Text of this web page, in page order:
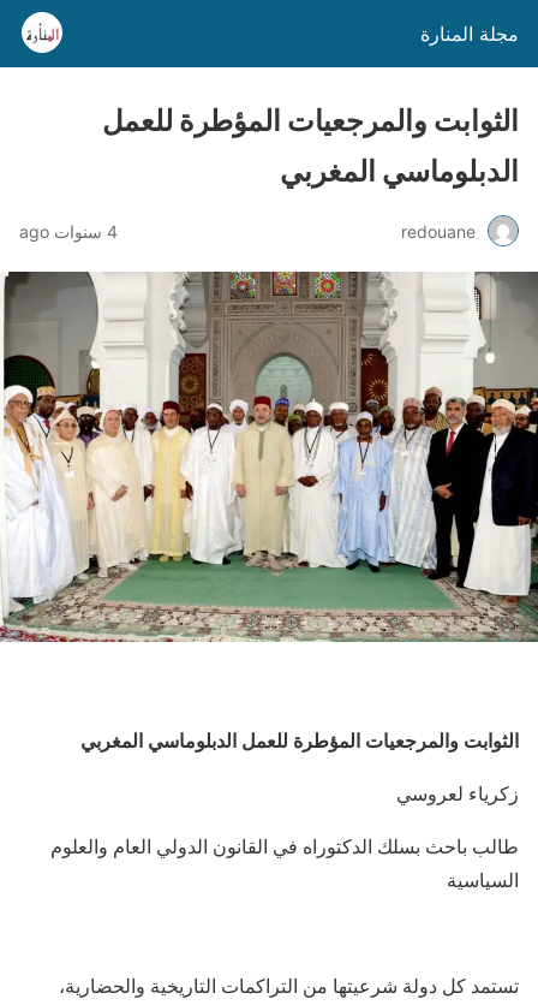
مجلة المنارة
الثوابت والمرجعيات المؤطرة للعمل
الدبلوماسي المغربي
redouane 4 سنوات ago
الثوابت والمرجعيات المؤطرة للعمل الدبلوماسي المغربي
زكرياء لعروسي
طالب باحث بسلك الدكتوراه في القانون الدولي العام والعلوم
السياسية
تستمد كل دولة شرعيتها من التراكمات التاريخية والحضارية،